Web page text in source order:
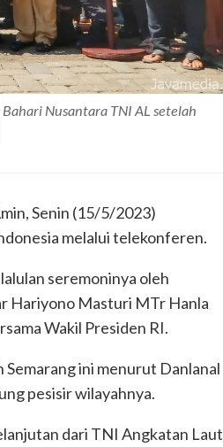
Nusantara TNI AL setelah
Senin (15/5/2023)
melalui telekonferen.
seremoninya oleh
Hariyono Masturi MTr Hanla
Wakil Presiden RI.
ini menurut Danlanal
pesisir wilayahnya.
dari TNI Angkatan Laut